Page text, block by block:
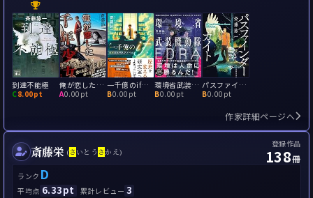
到達不能極
C8.00pt
俺が恋した千年少女
A0.00pt
一千億のif 仮想歴史研究ファイル
B0.00pt
環境省武装機動隊EDRA
B0.00pt
パスファインダー・カイト
B0.00pt
作家詳細ページへ
斎藤栄 (さ いとう さ かえ)
登録作品
138冊
ランク D
平均点 6.33pt 累計レビュー 3